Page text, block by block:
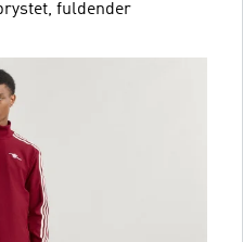
fuldender